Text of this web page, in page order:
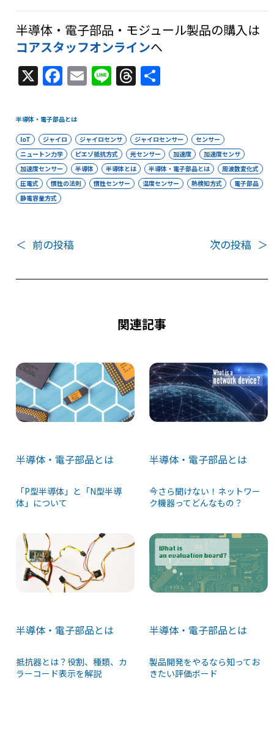
半導体・電子部品・モジュール製品の購入は
コアスタッフオンラインへ
X F
a
c
e
b
o
o
E
m
l
Li
n
T
h
a
d
s
半導体・電子部品とは
IoT ジャイロ ジャイロセンサ ジャイロセンサー
センサー
ニュートン力学
ピエゾ抵抗方式 光センサー 加速度
加速度センサ
加速度センサー
半導体 半導体とは 半導体・電子部品とは
周波数変化式
圧電式
慣性の法則 慣性センサー 温度センサー 熱検知方式
電子部品
静電容量方式
＜ 前の投稿 次の投稿 ＞
関連記事
半導体・電子部品とは
「P型半導体」と「N型半導
体」について
半導体・電子部品とは
今さら聞けない！ネットワー
ク機器ってどんなもの？
半導体・電子部品とは
抵抗器とは？役割、種類、カ
ラーコード表示を解説
半導体・電子部品とは
製品開発をやるなら知ってお
きたい評価ボード